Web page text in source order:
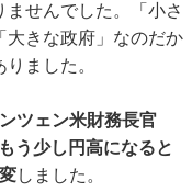
せんでした。「小さ
大きな政府」なのだか
ました。
ツェン米財務長官
う少し円高になると
しました。